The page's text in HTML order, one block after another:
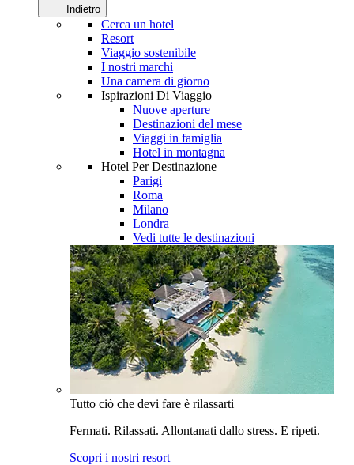
Indietro
Cerca un hotel
Resort
Viaggio sostenibile
I nostri marchi
Una camera di giorno
Ispirazioni Di Viaggio
Nuove aperture
Destinazioni del mese
Viaggi in famiglia
Hotel in montagna
Hotel Per Destinazione
Parigi
Roma
Milano
Londra
Vedi tutte le destinazioni
Tutto ciò che devi fare è rilassarti
Fermati. Rilassati. Allontanati dallo stress. E ripeti.
Scopri i nostri resort